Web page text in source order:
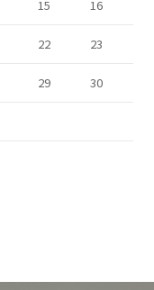
15 16
22 23
29 30